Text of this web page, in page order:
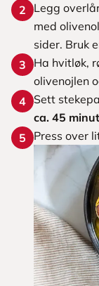
2
Legg
med
sider. Bruk
3
Ha hvitløk,
olivenojlen
4 Sett
ca. 45
5
Press over